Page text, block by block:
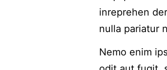
inreprehen
nulla pariatur
Nemo enim